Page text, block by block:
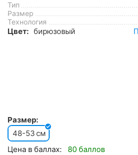
Тип
Размер
Технология
Цвет: бирюзовый
Размер:
48-53см
Цена в баллах:
80 баллов